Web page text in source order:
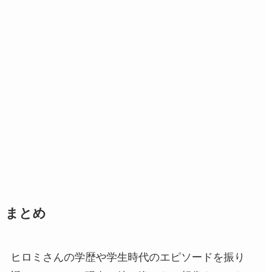
まとめ
ヒロミさんの学歴や学生時代のエピソードを振り